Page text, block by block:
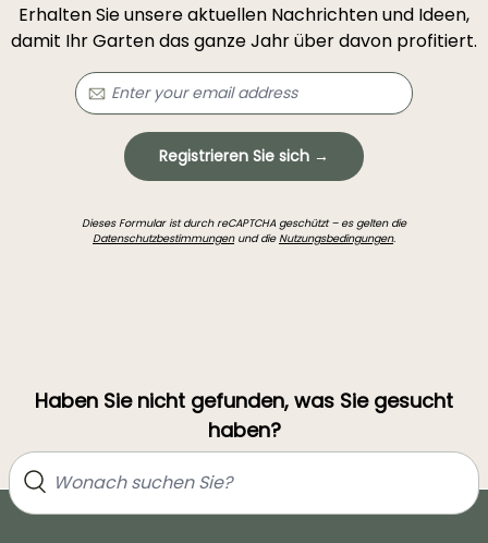
Erhalten Sie unsere aktuellen Nachrichten und Ideen,
damit Ihr Garten das ganze Jahr über davon profitiert.
Registrieren Sie sich →
Dieses Formular ist durch reCAPTCHA geschützt – es gelten die
Datenschutzbestimmungenund dieNutzungsbedingungen.
Haben Sie nicht gefunden, was Sie gesucht
haben?